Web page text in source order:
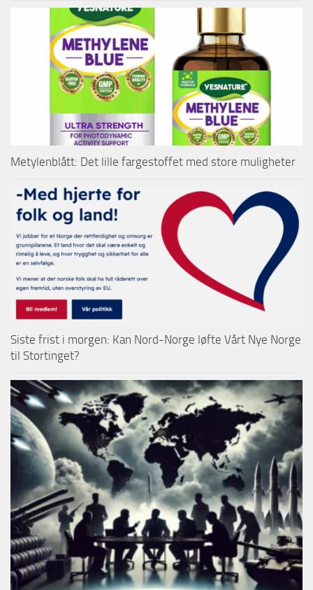
Metylenblått: Det lille fargestoffet med store muligheter
Siste frist i morgen: Kan Nord-Norge løfte Vårt Nye Norge
til Stortinget?